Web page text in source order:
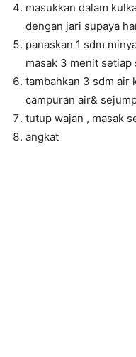
masukkan dalam
dengan jari supaya
panaskan 1 sdm
masak 3 menit setiap
tambahkan 3 sdm air
campuran air&
tutup wajan , masak
angkat